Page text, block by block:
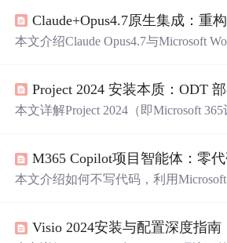
描，并支持JSON结果解析、Slack/邮
定时调度。方案强调最小权限认证、
本文介绍Claude Opus4.7与Microsoft
阶段推理能力及OfficeJS API深度调
换、交叉引用修复、跨文档协同、法
用、非XML中间层、非外部粘贴，而
内作为语义协作者。
本文详解Project 2024（即Microsoft
装方案（在线/批量/离线）、安装后集
D、SharePoint、Power BI）及故障排
本文介绍如何不写代码，利用
数据、权限继承、视图URL参数化和